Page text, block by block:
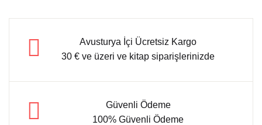
Avusturya İçi Ücretsiz Kargo
30 € ve üzeri ve kitap siparişlerinizde
Güvenli Ödeme
100% Güvenli Ödeme